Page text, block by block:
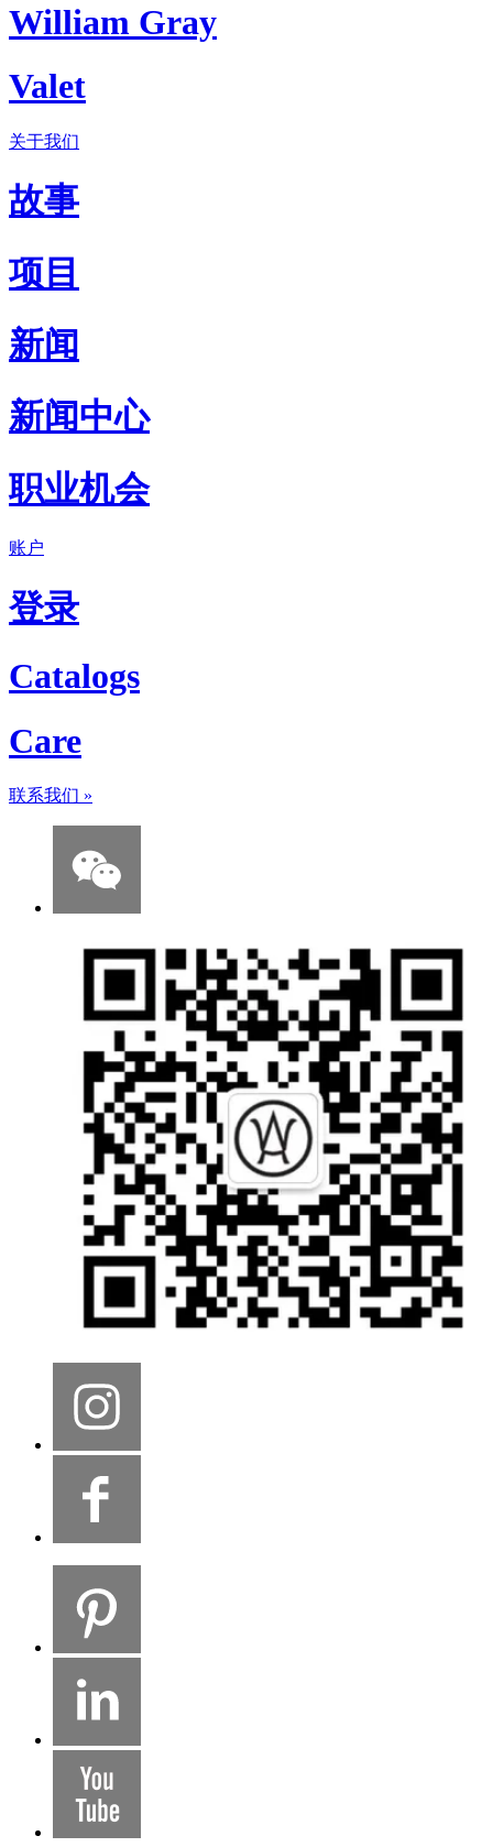
William Gray
Valet
关于我们
故事
项目
新闻
新闻中心
职业机会
账户
登录
Catalogs
Care
联系我们 »